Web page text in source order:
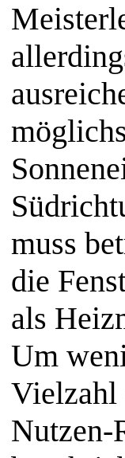
muss
die
als
Um
Vielzahl
Nutzen-